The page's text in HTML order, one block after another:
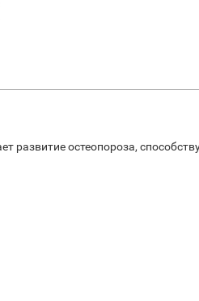
развитие остеопороза,